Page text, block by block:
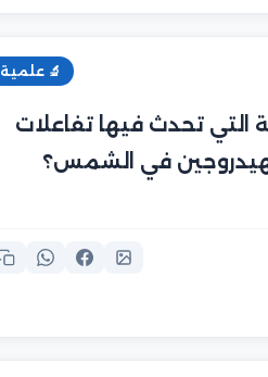
🔬 علمية
التي تحدث فيها تفاعلات
في الشمس؟